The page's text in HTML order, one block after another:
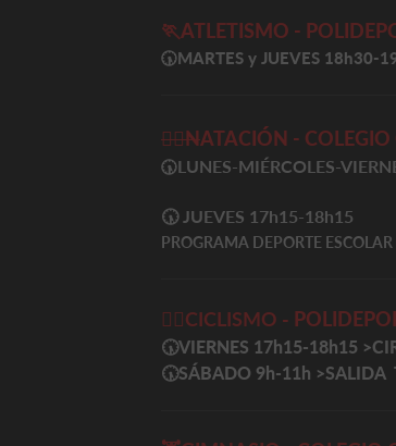
🏃ATLETISMO -
🕠MARTES y JUEVES 18h30-
🏊‍♀️NATACIÓN - COLEGIO
🕠LUNES-MIÉRCOLES-
🕠 JUEVES 17h15-18h15
PROGRAMA DEPORTE
🚴‍♀️CICLISMO -
🕠VIERNES 17h15-18h15 >
🕠SÁBADO 9h-11h >SALIDA